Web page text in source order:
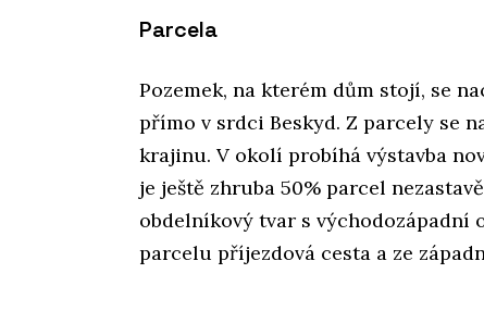
Parcela
Pozemek, na kterém dům stojí, se
přímo v srdci Beskyd. Z parcely se
krajinu. V okolí probíhá výstavba
je ještě zhruba 50% parcel
obdelníkový tvar s
parcelu příjezdová cesta a ze